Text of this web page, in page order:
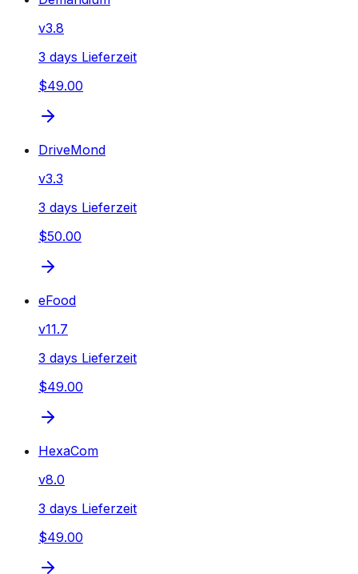
v3.8
3 days Lieferzeit
$49.00
DriveMond
v3.3
3 days Lieferzeit
$50.00
eFood
v11.7
3 days Lieferzeit
$49.00
HexaCom
v8.0
3 days Lieferzeit
$49.00